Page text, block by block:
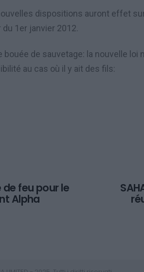
dispositions auront effet
1er janvier 2012.
bouée de sauvetage: la nouvelle loi
au cas où il y ait des fils:
de feu pour le
Alpha